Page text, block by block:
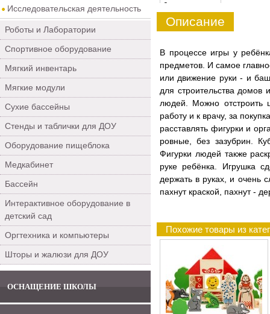
Исследовательская деятельность
Роботы и Лаборатории
Спортивное оборудование
Мягкий инвентарь
Мягкие модули
Сухие бассейны
Стенды и таблички для ДОУ
Оборудование пищеблока
Медкабинет
Бассейн
Интерактивное оборудование в
детский сад
Оргтехника и компьютеры
Шторы и жалюзи для ДОУ
ОСНАЩЕНИЕ ШКОЛЫ
0
Описание
В процессе игры у
предметов. И самое
или движение руки - и
для строительства домов
людей. Можно отстроить
работу и к врачу, за
расставлять фигурки и
ровные, без зазубрин.
Фигурки людей также
руке ребёнка. Игрушка
держать в руках, и очень
пахнут краской, пахнут -
Похожие товары из